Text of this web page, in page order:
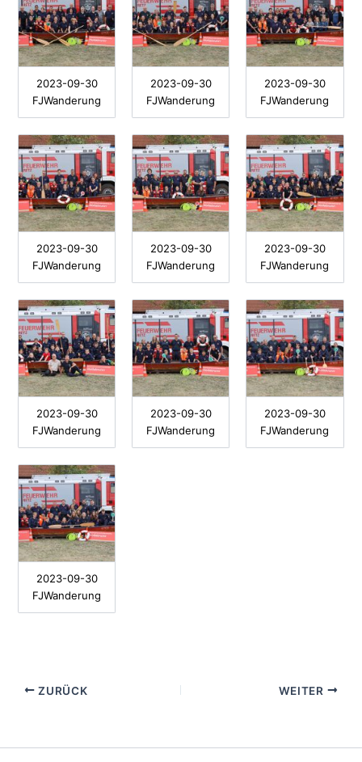
2023-09-30
FJWanderung
2023-09-30
FJWanderung
2023-09-30
FJWanderung
2023-09-30
FJWanderung
2023-09-30
FJWanderung
2023-09-30
FJWanderung
2023-09-30
FJWanderung
2023-09-30
FJWanderung
2023-09-30
FJWanderung
2023-09-30
FJWanderung
ZURÜCK WEITER